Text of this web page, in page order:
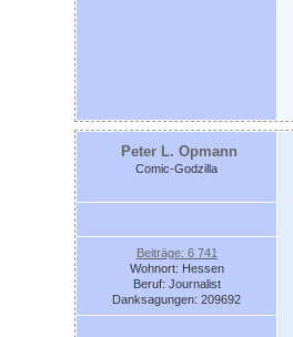
Peter L. Opmann
Comic-Godzilla
Beiträge: 6 741
Wohnort: Hessen
Beruf: Journalist
Danksagungen: 209692